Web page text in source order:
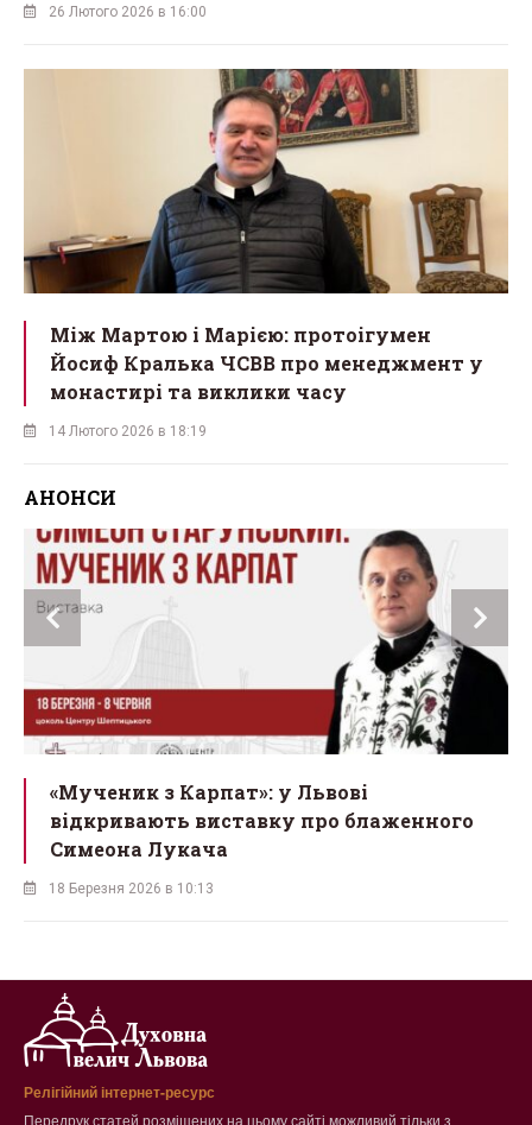
26 Лютого 2026 в 16:00
Між Мартою і Марією: протоігумен
Йосиф Кралька ЧСВВ про менеджмент у
монастирі та виклики часу
14 Лютого 2026 в 18:19
АНОНСИ
«Мученик з Карпат»: у Львові
відкривають виставку про блаженного
Симеона Лукача
18 Березня 2026 в 10:13
Релігійний інтернет-ресурс
Передрук статей розміщених на цьому сайті можливий тільки з